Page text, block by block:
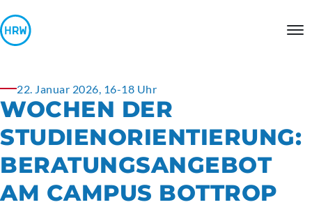
22. Januar 2026, 16-18 Uhr
WOCHEN DER
STUDIENORIENTIERUNG:
BERATUNGSANGEBOT
AM CAMPUS BOTTROP